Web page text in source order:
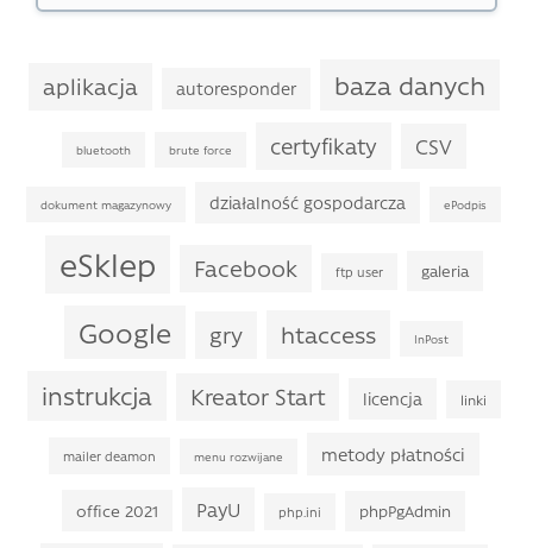
aplikacja autoresponder baza danych
bluetooth brute force certyfikaty CSV
dokument magazynowy działalność gospodarcza ePodpis
eSklep Facebook ftp user galeria
Google gry htaccess InPost
instrukcja Kreator Start licencja linki
mailer deamon menu rozwijane metody płatności
office 2021 PayU php.ini phpPgAdmin